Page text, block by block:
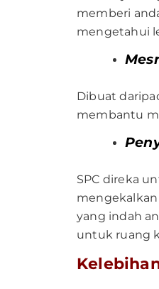
memberi
mengetahui
Dibuat
membantu
SPC direka
yang indah
untuk ruang